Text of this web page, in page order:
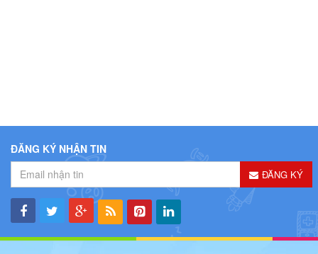
ĐĂNG KÝ NHẬN TIN
ĐĂNG KÝ